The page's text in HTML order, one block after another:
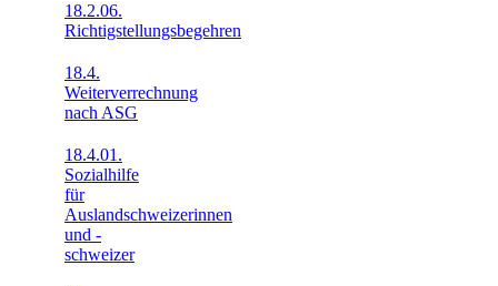
18.2.06.
Richtigstellungsbegehren
18.4.
Weiterverrechnung
nach ASG
18.4.01.
Sozialhilfe
für
Auslandschweizerinnen
und -
schweizer